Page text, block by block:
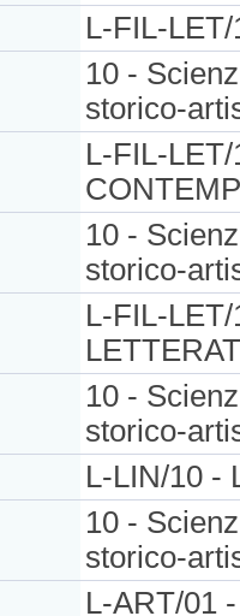
L-FIL-
10 -
storico-
L-FIL-
10 -
storico-
L-FIL-
10 -
storico-
L-LIN/10 -
10 -
storico-
L-ART/01